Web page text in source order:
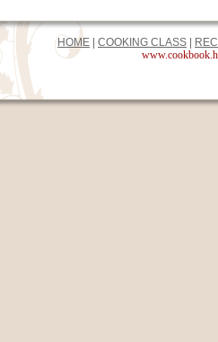
HOME COOKING CLASS